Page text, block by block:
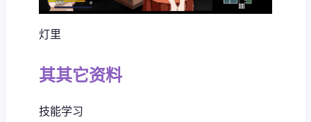
灯里
其其它资料
技能学习